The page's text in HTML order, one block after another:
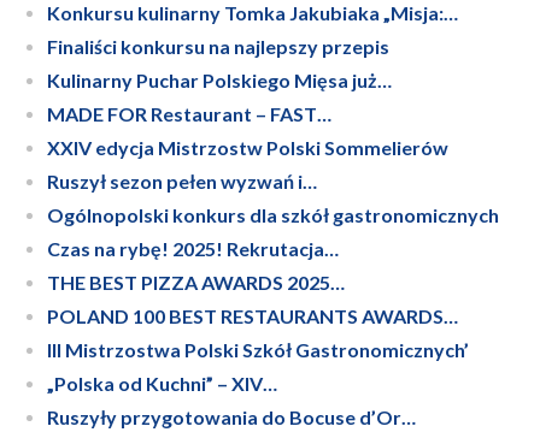
Konkursu kulinarny Tomka Jakubiaka „Misja:…
Finaliści konkursu na najlepszy przepis
Kulinarny Puchar Polskiego Mięsa już…
MADE FOR Restaurant – FAST…
XXIV edycja Mistrzostw Polski Sommelierów
Ruszył sezon pełen wyzwań i…
Ogólnopolski konkurs dla szkół gastronomicznych
Czas na rybę! 2025! Rekrutacja…
THE BEST PIZZA AWARDS 2025…
POLAND 100 BEST RESTAURANTS AWARDS…
III Mistrzostwa Polski Szkół Gastronomicznych’
„Polska od Kuchni” – XIV…
Ruszyły przygotowania do Bocuse d’Or…